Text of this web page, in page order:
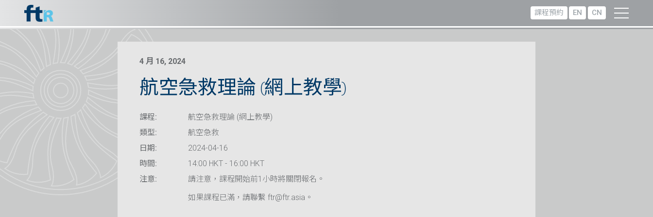
課程預約 EN CN
4 月 16, 2024
航空急救理論 (網上教學)
課程:
航空急救理論 (網上教學)
類型:
航空急救
日期:
2024-04-16
時間:
14:00 HKT - 16:00 HKT
注意:
請注意，課程開始前1小時將關閉報名。
如果課程已滿，請聯繫 ftr@ftr.asia。